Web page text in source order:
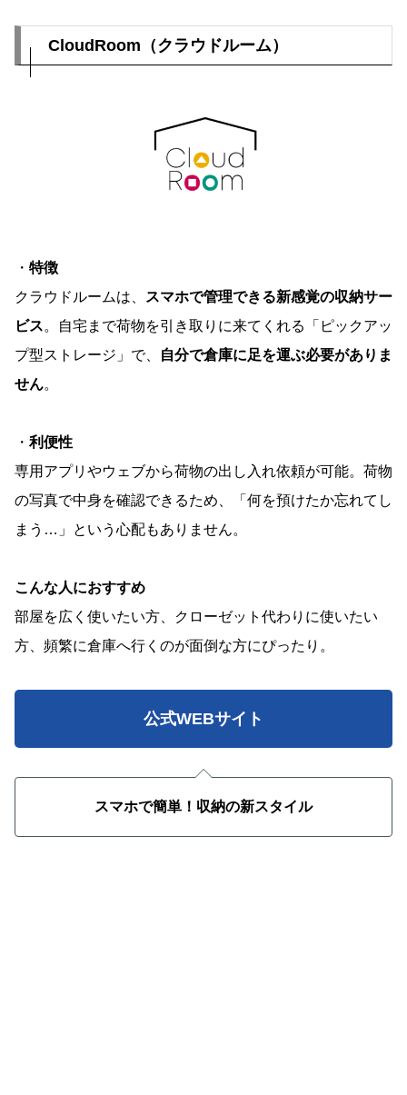
CloudRoom（クラウドルーム）
・ 特徴
クラウドルームは、
スマホで管理できる新感覚の収納サー
ビス。自宅まで荷物を引き取りに来てくれる「ピックアッ
プ型ストレージ」で、
自分で倉庫に足を運ぶ必要がありま
せん。
・ 利便性
専用アプリやウェブから荷物の出し入れ依頼が可能。荷物
の写真で中身を確認できるため、「何を預けたか忘れてし
まう…」という心配もありません。
こんな人におすすめ
部屋を広く使いたい方、クローゼット代わりに使いたい
方、頻繁に倉庫へ行くのが面倒な方にぴったり。
公式WEBサイト
スマホで簡単！収納の新スタイル